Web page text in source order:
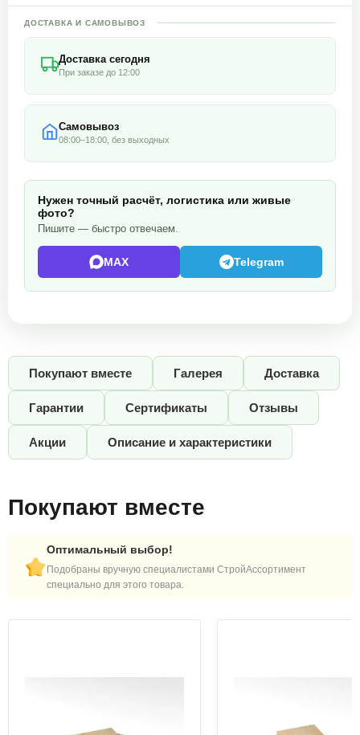
ДОСТАВКА И САМОВЫВОЗ
Доставка сегодня
При заказе до 12:00
Самовывоз
08:00–18:00, без выходных
Нужен точный расчёт, логистика или живые
фото?
Пишите — быстро отвечаем.
MAX Telegram
Покупают вместе Галерея Доставка
Гарантии Сертификаты Отзывы
Акции Описание и характеристики
Покупают вместе
Оптимальный выбор!
Подобраны вручную специалистами СтройАссортимент
специально для этого товара.